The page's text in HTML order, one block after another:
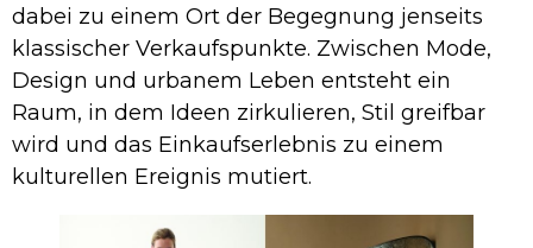
dabei zu einem Ort der Begegnung jenseits
klassischer Verkaufspunkte. Zwischen Mode,
Design und urbanem Leben entsteht ein
Raum, in dem Ideen zirkulieren, Stil greifbar
wird und das Einkaufserlebnis zu einem
kulturellen Ereignis mutiert.